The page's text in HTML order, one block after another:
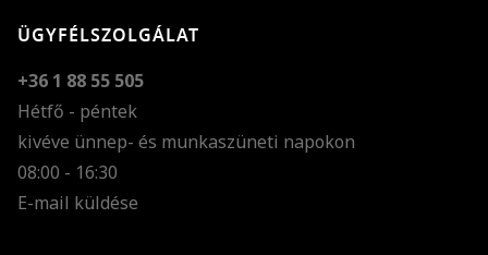
ÜGYFÉLSZOLGÁLAT
+36 1 88 55 505
Hétfő - péntek
kivéve ünnep- és munkaszüneti napokon
08:00 - 16:30
E-mail küldése